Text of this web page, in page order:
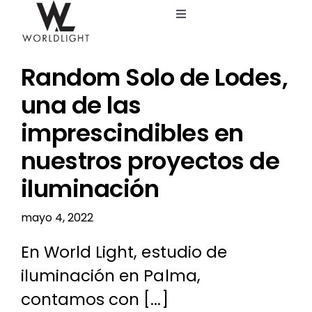
contenido
Toggle
Catálogo
Blog
Random Solo de Lodes,
una de las
imprescindibles en
nuestros proyectos de
iluminación
mayo 4, 2022
En World Light, estudio de
iluminación en Palma,
contamos con [...]